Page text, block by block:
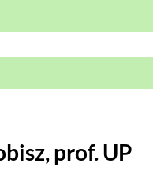
prof. UP